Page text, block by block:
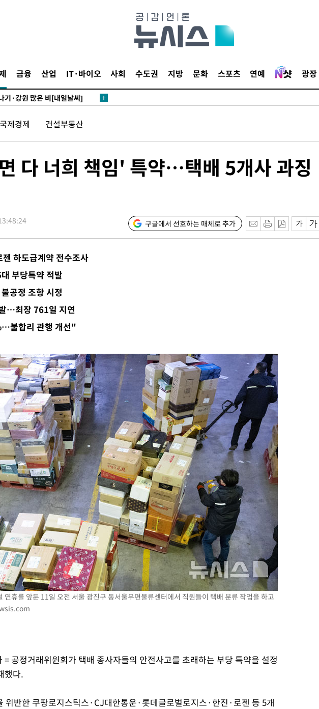
금융 산업 IT·바이오 사회 수도권 지방 문화 스포츠 연예 광장
…북쪽 인바운드·남쪽 아웃바
과 시 낮은 계급 임용…희망지 못
·강원 많은 비[내일날씨]
자…"AI 메모리 수요 선제 대
니…한국 축구 '5승 2무'
내린 798.81마감
내린 6258.77에 마쳐
원 마감
년 이후 첫 40도
신용해 前교정본부장 기소
공분에 수사 재개"
련…80명 식사 대접까지(종합)
감하고 그 전 2개월 10.3만개
만 개 줄어…실업률은 4.1%로
…북쪽 인바운드·남쪽 아웃바
대경보, 폭염경보로 하향
과 시 낮은 계급 임용…희망지 못
기·강원 많은 비[내일날씨]
투자…"AI 메모리 수요 선제 대
르바이잔 투란VC 입단
니…한국 축구 '5승 2무'
내린 798.81마감
내린 6258.77에 마쳐
원 마감
년 이후 첫 40도
' 신용해 前교정본부장 기소
적 공분에 수사 재개"
…'쑥대밭' 된 축구협회
유 서울대 공대 교수…이병태 후
국제경제 건설부동산
다 너희 책임' 특약…택배 5개사 과징
구글에서 선호하는 매체로 추가
하도급계약 전수조사
부당특약 적발
공정 조항 시정
…최장 761일 지연
불합리 관행 개선"
연휴를 앞둔 11일 오전 서울 광진구 동서울우편물류센터에서 직원들이 택배 분류 작업을 하고
공정거래위원회가 택배 종사자들의 안전사고를 초래하는 부당 특약을 설정
했다.
위반한 쿠팡로지스틱스·CJ대한통운·롯데글로벌로지스·한진·로젠 등 5개